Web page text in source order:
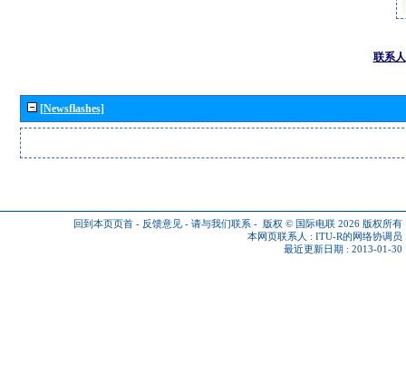
联系人
[Newsflashes]
回到本页页首 - 反馈意见 - 请与我们联系 - 版权 © 国际电联 2026 版权所有
本网页联系人 : ITU-R的网络协调员
最近更新日期 : 2013-01-30